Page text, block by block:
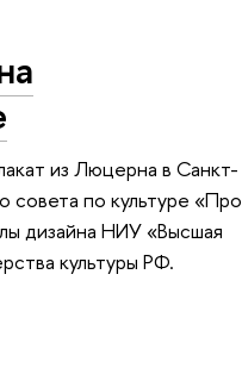
из Люцерна в Санкт-
совета по культуре «Про
дизайна НИУ «Высшая
культуры РФ.